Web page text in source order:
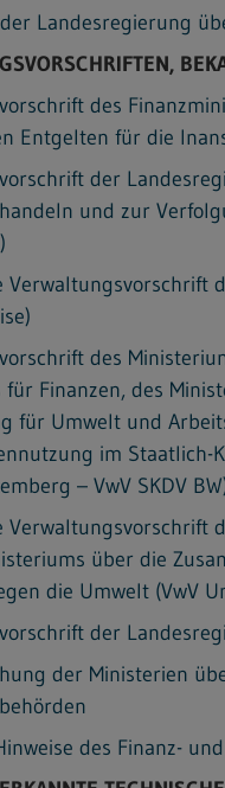
Landesregierung
des
Entgelten für die
der
und zur
Verwaltungsvorschrift
des
für Finanzen, des
für Umwelt und
im Staatlich-
– VwV SKDV
Verwaltungsvorschrift
über die
die Umwelt (VwV
der
der Ministerien
des Finanz-